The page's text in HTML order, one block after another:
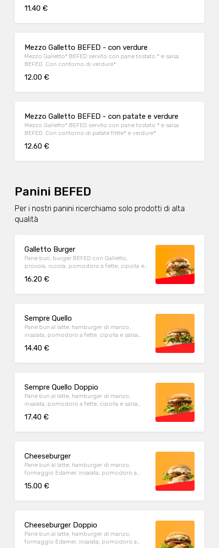
11.40 €
Mezzo Galletto BEFED - con verdure
Mezzo Galletto* BEFED servito con pane tostato * e salsa
BEFED. Con contorno di verdure*
12.00 €
Mezzo Galletto BEFED - con patate e verdure
Mezzo Galletto* BEFED servito con pane tostato * e salsa
BEFED. Con contorno di patate fritte* e verdure*
12.60 €
Panini BEFED
Per i nostri panini ricerchiamo solo prodotti di alta
qualità
Galletto Burger
Pane bun, burger BEFED con Galletto,
provola, rucola, pomodoro a fette, cipolla e
16.20 €
Sempre Quello
Pane bun al latte, hamburger di manzo,
insalata, pomodoro a fette, cipolla e salsa
14.40 €
Sempre Quello Doppio
Pane bun al latte, hamburger di manzo,
insalata, pomodoro a fette, cipolla e salsa
17.40 €
Cheeseburger
Pane bun al latte, hamburger di manzo,
formaggio Edamer, insalata, pomodoro a
di patate fritte
15.00 €
Cheeseburger Doppio
Pane bun al latte, hamburger di manzo,
formaggio Edamer, insalata, pomodoro a